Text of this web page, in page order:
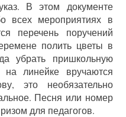
В этом документе
всех мероприятиях в
перечень поручений
полить цветы в
убрать пришкольную
линейке вручаются
это необязательно
Песня или номер
для педагогов.